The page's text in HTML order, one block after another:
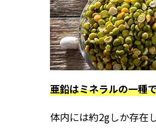
亜鉛はミネラルの一種
体内には約2gしか存在